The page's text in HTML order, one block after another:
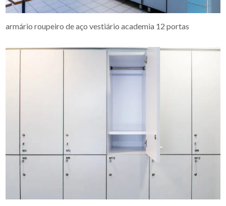
armário roupeiro de aço vestiário academia 12 portas